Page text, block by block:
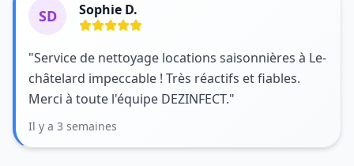
SD Sophie D.
"Service de nettoyage locations saisonnières à Le-
châtelard impeccable ! Très réactifs et fiables.
Merci à toute l'équipe DEZINFECT."
Il y a 3 semaines